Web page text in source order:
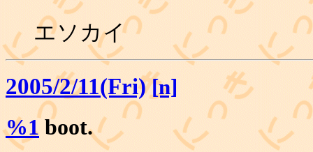
エソカイ
2005/2/11(Fri) [n]
%1boot.